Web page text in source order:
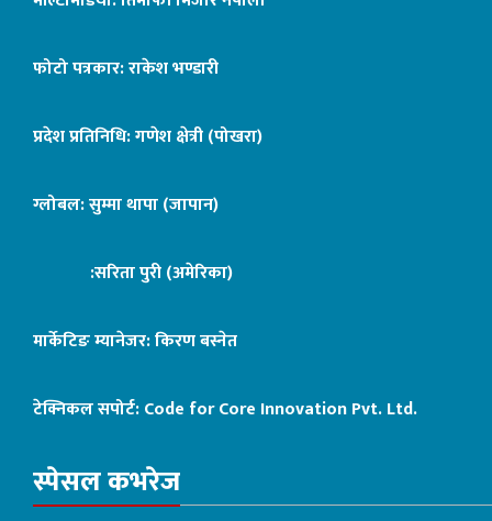
फोटो पत्रकार: राकेश भण्डारी
प्रदेश प्रतिनिधि: गणेश क्षेत्री (पोखरा)
ग्लोबल: सुम्मा थापा (जापान)
:सरिता पुरी (अमेरिका)
मार्केटिङ म्यानेजर: किरण बस्नेत
टेक्निकल सपोर्ट:Code for Core Innovation Pvt. Ltd.
स्पेसल कभरेज